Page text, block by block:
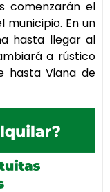
comenzarán el
En un
hasta llegar al
a rústico
hasta Viana de